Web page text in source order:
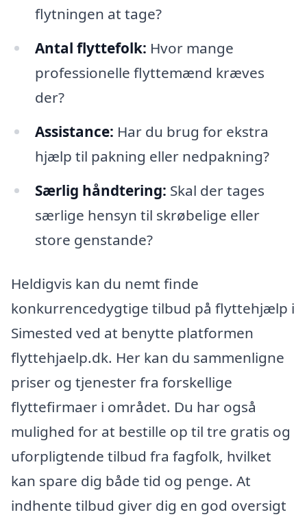
flytningen at tage?
Antal flyttefolk: Hvor mange
professionelle flyttemænd kræves
der?
Assistance: Har du brug for ekstra
hjælp til pakning eller nedpakning?
Særlig håndtering: Skal der tages
særlige hensyn til skrøbelige eller
store genstande?
Heldigvis kan du nemt finde
konkurrencedygtige tilbud på flyttehjælp i
Simested ved at benytte platformen
flyttehjaelp.dk. Her kan du sammenligne
priser og tjenester fra forskellige
flyttefirmaer i området. Du har også
mulighed for at bestille op til tre gratis og
uforpligtende tilbud fra fagfolk, hvilket
kan spare dig både tid og penge. At
indhente tilbud giver dig en god oversigt